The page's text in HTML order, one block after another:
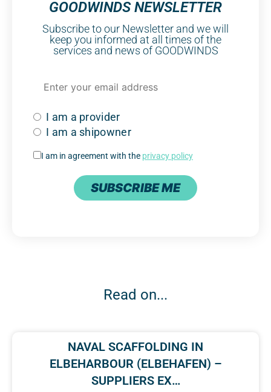
GOODWINDS NEWSLETTER
Subscribe to our Newsletter and we will
keep you informed at all times of the
services and news of GOODWINDS
I am a provider
I am a shipowner
I am in agreement with the privacy policy
SUBSCRIBE ME
Read on...
NAVAL SCAFFOLDING IN
ELBEHARBOUR (ELBEHAFEN) –
SUPPLIERS EX…